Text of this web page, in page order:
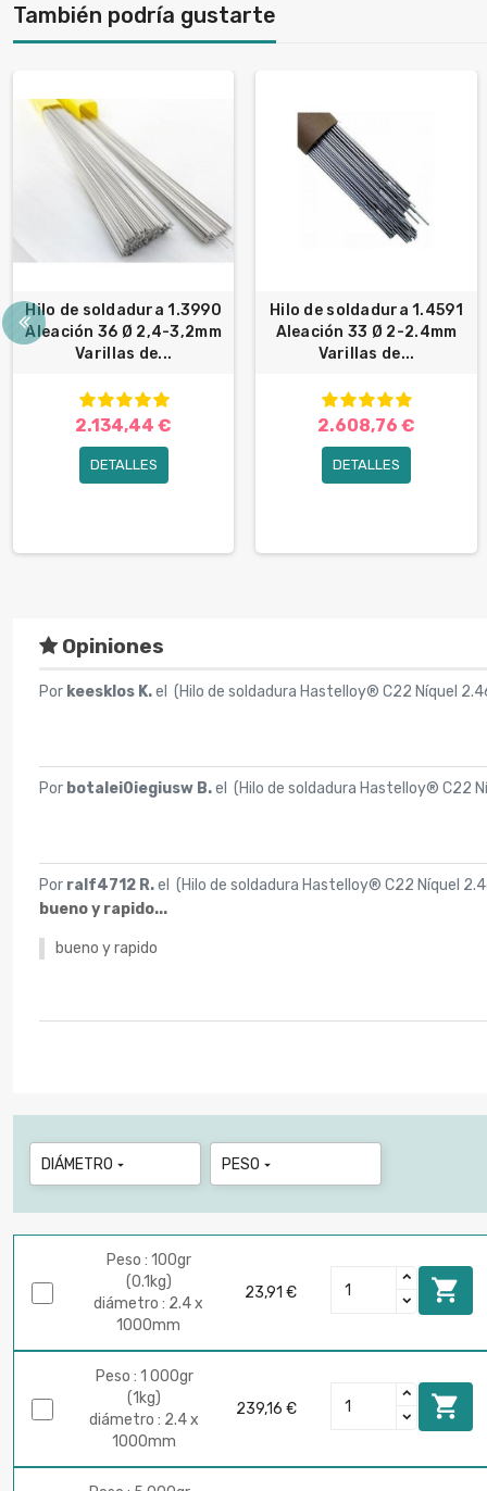
También podría gustarte
Hilo de soldadura 1.3990
Aleación 36 Ø 2,4-3,2mm
Varillas de...
2.134,44 €
DETALLES
Hilo de soldadura 1.4591
Aleación 33 Ø 2-2.4mm
Varillas de...
2.608,76 €
DETALLES
Opiniones
Por keesklos K.el (Hilo de soldadura Hastelloy® C22 Níquel
Por botalei0iegiusw B.el (Hilo de soldadura Hastelloy® C22
Por ralf4712 R.el (Hilo de soldadura Hastelloy® C22 Níquel
bueno y rapido...
bueno y rapido
DIÁMETRO  PESO 
Peso : 100gr
(0.1kg)
diámetro : 2.4 x
1000mm
23,91 € 
Peso : 1 000gr
(1kg)
diámetro : 2.4 x
1000mm
239,16 € 